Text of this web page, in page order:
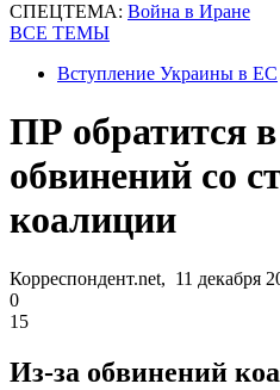
СПЕЦТЕМА: Война в Иране
ВСЕ ТЕМЫ
Вступление Украины в ЕС
ПР обратится
обвинений со
коалиции
Корреспондент.net, 11 декабря
0
15
Из-за обвинений